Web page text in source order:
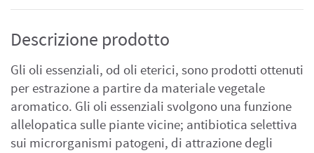
Descrizione prodotto
Gli oli essenziali, od oli eterici, sono prodotti ottenuti
per estrazione a partire da materiale vegetale
aromatico. Gli oli essenziali svolgono una funzione
allelopatica sulle piante vicine; antibiotica selettiva
sui microrganismi patogeni, di attrazione degli